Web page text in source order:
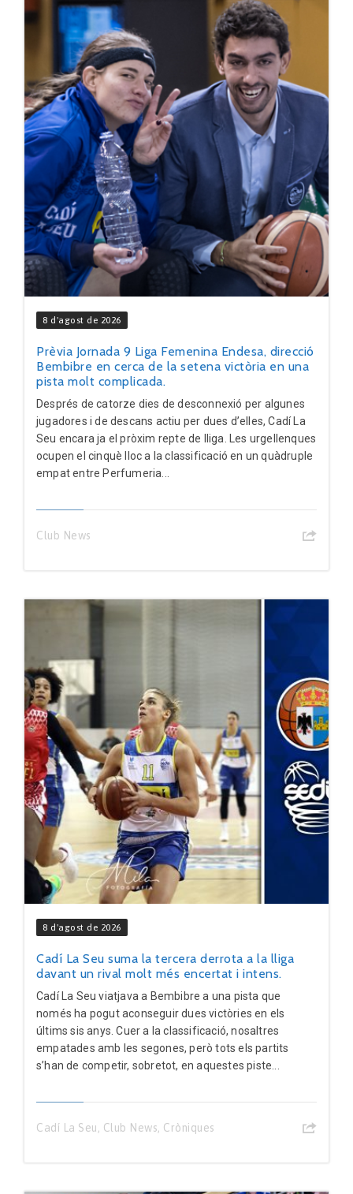
8 d'agost de 2026
Prèvia Jornada 9 Liga Femenina Endesa, direcció
Bembibre en cerca de la setena victòria en una
pista molt complicada.
Després de catorze dies de desconnexió per algunes
jugadores i de descans actiu per dues d’elles, Cadí La
Seu encara ja el pròxim repte de lliga. Les urgellenques
ocupen el cinquè lloc a la classificació en un quàdruple
empat entre Perfumeria...
Club News
8 d'agost de 2026
Cadí La Seu suma la tercera derrota a la lliga
davant un rival molt més encertat i intens.
Cadí La Seu viatjava a Bembibre a una pista que
només ha pogut aconseguir dues victòries en els
últims sis anys. Cuer a la classificació, nosaltres
empatades amb les segones, però tots els partits
s’han de competir, sobretot, en aquestes piste...
Cadí La Seu, Club News, Cròniques